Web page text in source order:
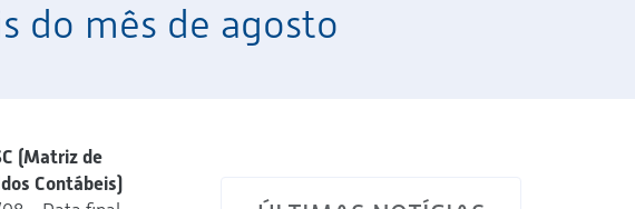
do mês de agosto
(Matriz de
Contábeis)